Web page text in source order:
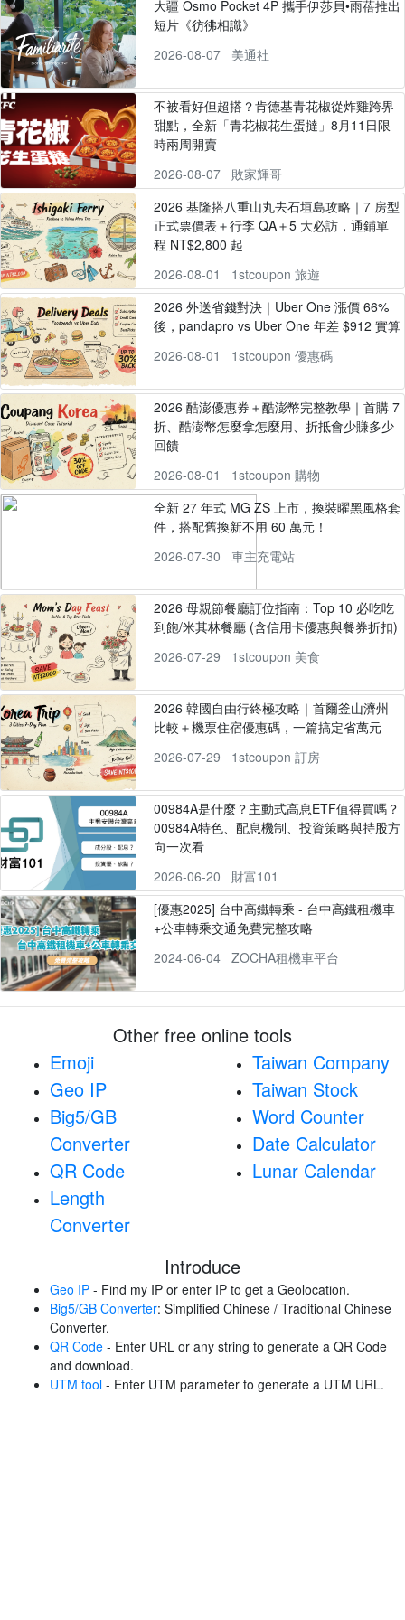
大疆 Osmo Pocket 4P 攜手伊莎貝•雨蓓推出
短片《彷彿相識》
2026-08-07
美通社
不被看好但超搭？肯德基青花椒從炸雞跨界
甜點，全新「青花椒花生蛋撻」8月11日限
時兩周開賣
2026-08-07
敗家輝哥
2026 基隆搭八重山丸去石垣島攻略｜7 房型
正式票價表＋行李 QA＋5 大必訪，通鋪單
程 NT$2,800 起
2026-08-01
1stcoupon 旅遊
2026 外送省錢對決｜Uber One 漲價 66%
後，pandapro vs Uber One 年差 $912 實算
2026-08-01
1stcoupon 優惠碼
2026 酷澎優惠券＋酷澎幣完整教學｜首購 7
折、酷澎幣怎麼拿怎麼用、折抵會少賺多少
回饋
2026-08-01
1stcoupon 購物
全新 27 年式 MG ZS 上市，換裝曜黑風格套
件，搭配舊換新不用 60 萬元！
2026-07-30
車主充電站
2026 母親節餐廳訂位指南：Top 10 必吃吃
到飽/米其林餐廳 (含信用卡優惠與餐券折扣)
2026-07-29
1stcoupon 美食
2026 韓國自由行終極攻略｜首爾釜山濟州
比較＋機票住宿優惠碼，一篇搞定省萬元
2026-07-29
1stcoupon 訂房
00984A是什麼？主動式高息ETF值得買嗎？
00984A特色、配息機制、投資策略與持股方
向一次看
2026-06-20
財富101
[優惠2025] 台中高鐵轉乘 - 台中高鐵租機車
+公車轉乘交通免費完整攻略
2024-06-04
ZOCHA租機車平台
Other free online tools
Emoji
Geo IP
Big5/GB
Converter
QR Code
Length
Converter
Taiwan Company
Taiwan Stock
Word Counter
Date Calculator
Lunar Calendar
Introduce
Geo IP - Find my IP or enter IP to get a Geolocation.
Big5/GB Converter: Simplified Chinese / Traditional Chinese
Converter.
QR Code - Enter URL or any string to generate a QR Code
and download.
UTM tool - Enter UTM parameter to generate a UTM URL.